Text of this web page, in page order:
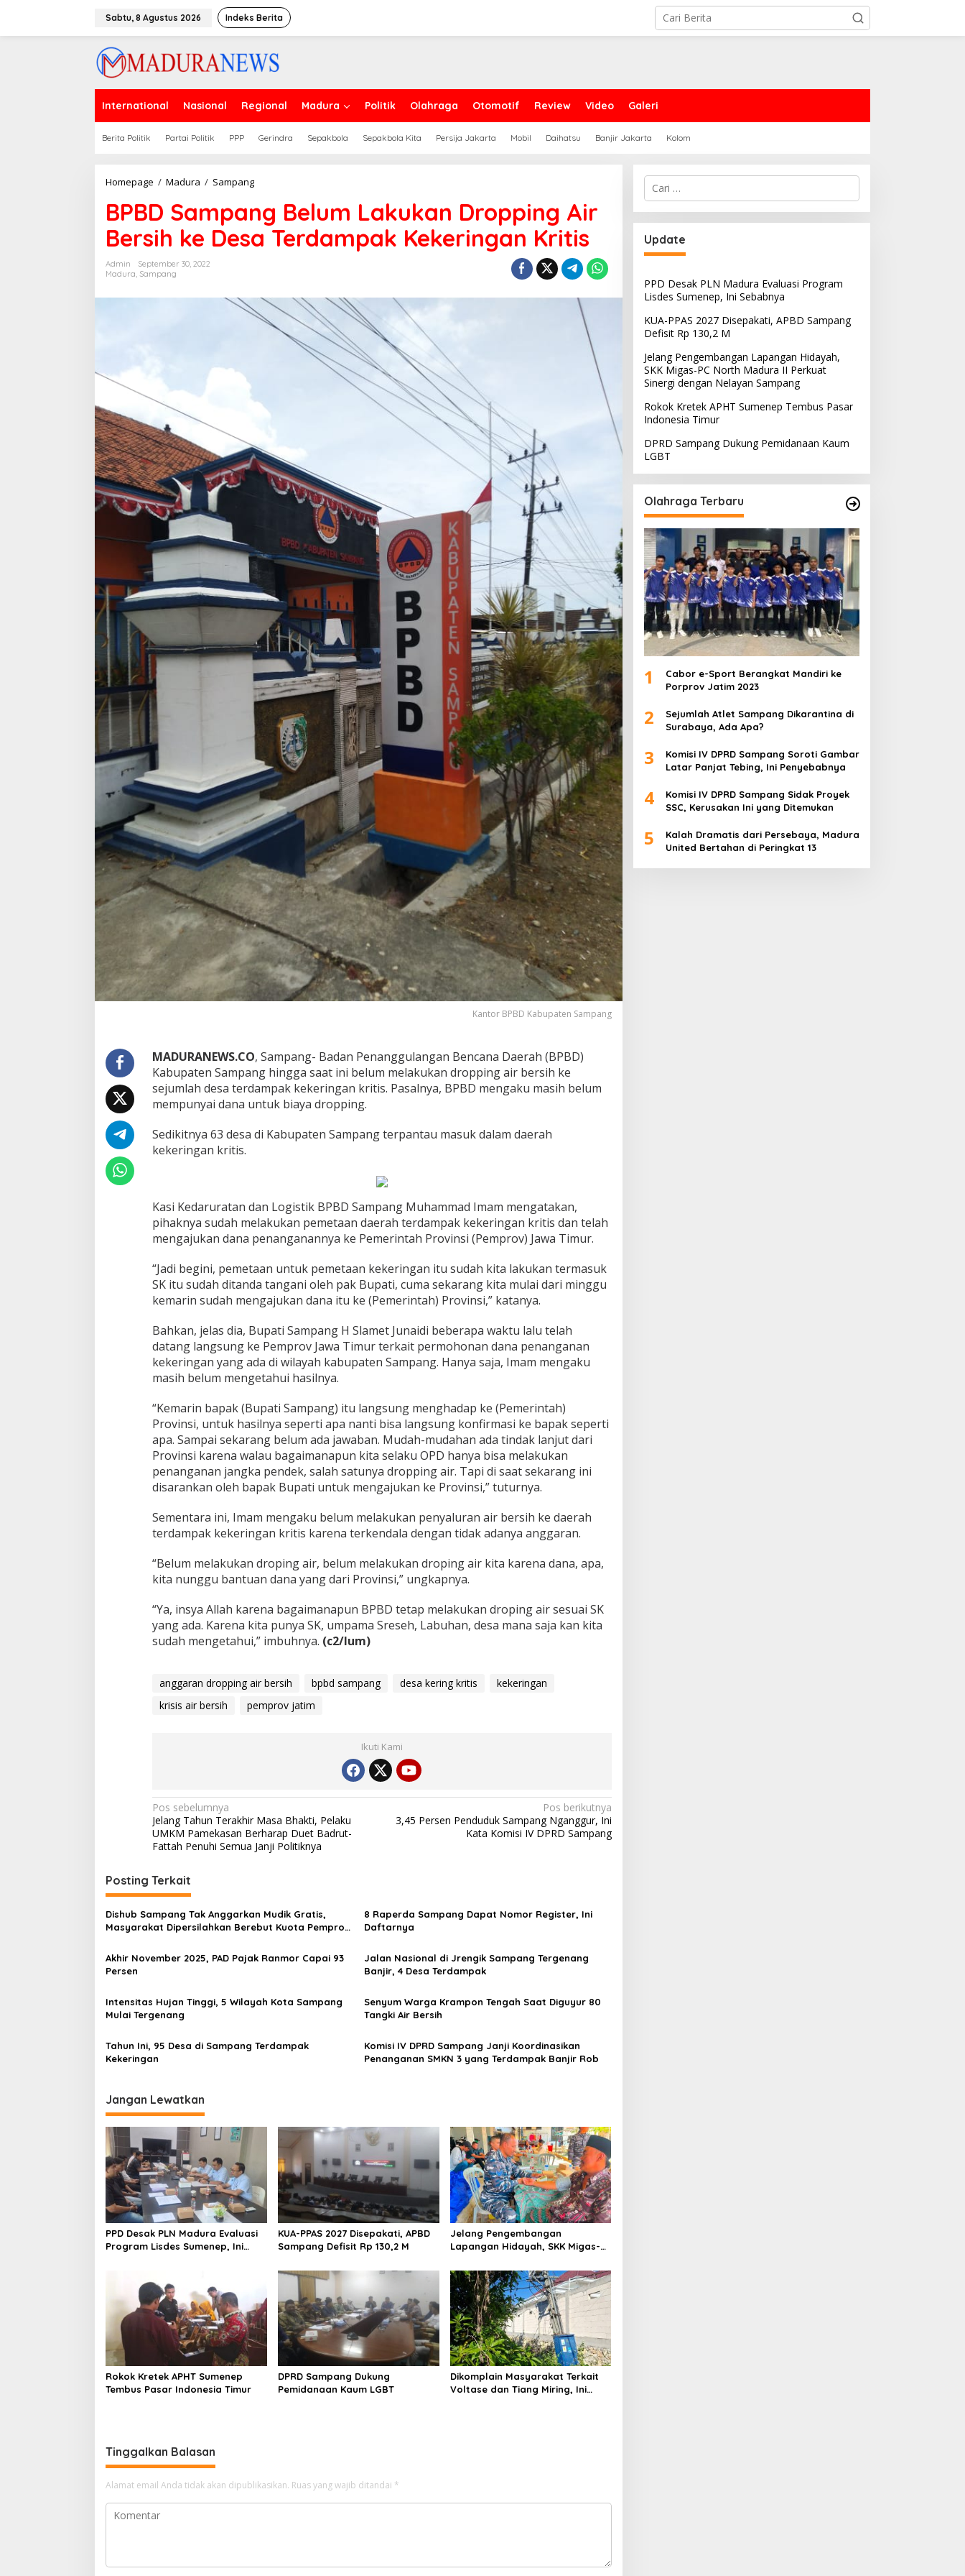
Sabtu, 8 Agustus 2026 Indeks Berita
International Nasional Regional Madura Politik Olahraga Otomotif Review Video Galeri
Berita Politik Partai Politik PPP Gerindra Sepakbola Sepakbola Kita Persija Jakarta Mobil Daihatsu Banjir Jakarta Kolom
Homepage / Madura / SampangBPBD
Belum
Lakukan
Dropping
Air
Terdampak
Kekeringan
Kritis
BPBD Sampang Belum Lakukan Dropping Air
Bersih ke Desa Terdampak Kekeringan Kritis
Admin
September 30, 2022
Madura, Sampang
Kantor BPBD Kabupaten Sampang
MADURANEWS.CO, Sampang- Badan Penanggulangan Bencana Daerah (BPBD)
Kabupaten Sampang hingga saat ini belum melakukan dropping air bersih ke
sejumlah desa terdampak kekeringan kritis. Pasalnya, BPBD mengaku masih belum
mempunyai dana untuk biaya dropping.
Sedikitnya 63 desa di Kabupaten Sampang terpantau masuk dalam daerah
kekeringan kritis.
Kasi Kedaruratan dan Logistik BPBD Sampang Muhammad Imam mengatakan,
pihaknya sudah melakukan pemetaan daerah terdampak kekeringan kritis dan telah
mengajukan dana penanganannya ke Pemerintah Provinsi (Pemprov) Jawa Timur.
“Jadi begini, pemetaan untuk pemetaan kekeringan itu sudah kita lakukan termasuk
SK itu sudah ditanda tangani oleh pak Bupati, cuma sekarang kita mulai dari minggu
kemarin sudah mengajukan dana itu ke (Pemerintah) Provinsi,” katanya.
Bahkan, jelas dia, Bupati Sampang H Slamet Junaidi beberapa waktu lalu telah
datang langsung ke Pemprov Jawa Timur terkait permohonan dana penanganan
kekeringan yang ada di wilayah kabupaten Sampang. Hanya saja, Imam mengaku
masih belum mengetahui hasilnya.
“Kemarin bapak (Bupati Sampang) itu langsung menghadap ke (Pemerintah)
Provinsi, untuk hasilnya seperti apa nanti bisa langsung konfirmasi ke bapak seperti
apa. Sampai sekarang belum ada jawaban. Mudah-mudahan ada tindak lanjut dari
Provinsi karena walau bagaimanapun kita selaku OPD hanya bisa melakukan
penanganan jangka pendek, salah satunya dropping air. Tapi di saat sekarang ini
disarankan oleh bapak Bupati untuk mengajukan ke Provinsi,” tuturnya.
Sementara ini, Imam mengaku belum melakukan penyaluran air bersih ke daerah
terdampak kekeringan kritis karena terkendala dengan tidak adanya anggaran.
“Belum melakukan droping air, belum melakukan droping air kita karena dana, apa,
kita nunggu bantuan dana yang dari Provinsi,” ungkapnya.
“Ya, insya Allah karena bagaimanapun BPBD tetap melakukan droping air sesuai SK
yang ada. Karena kita punya SK, umpama Sreseh, Labuhan, desa mana saja kan kita
sudah mengetahui,” imbuhnya. (c2/lum)
anggaran dropping air bersih bpbd sampang desa kering kritis
kekeringan
krisis air bersih
pemprov jatim
Ikuti Kami
Navigasi
pos
Pos sebelumnya
Jelang Tahun Terakhir Masa Bhakti, Pelaku
UMKM Pamekasan Berharap Duet Badrut-
Fattah Penuhi Semua Janji Politiknya
Pos berikutnya
3,45 Persen Penduduk Sampang Nganggur, Ini
Kata Komisi IV DPRD Sampang
Posting Terkait
Dishub Sampang Tak Anggarkan Mudik Gratis,
Masyarakat Dipersilahkan Berebut Kuota Pemprov
8 Raperda Sampang Dapat Nomor Register, Ini
Daftarnya
Akhir November 2025, PAD Pajak Ranmor Capai 93
Persen
Jalan Nasional di Jrengik Sampang Tergenang
Banjir, 4 Desa Terdampak
Intensitas Hujan Tinggi, 5 Wilayah Kota Sampang
Mulai Tergenang
Senyum Warga Krampon Tengah Saat Diguyur 80
Tangki Air Bersih
Tahun Ini, 95 Desa di Sampang Terdampak
Kekeringan
Komisi IV DPRD Sampang Janji Koordinasikan
Penanganan SMKN 3 yang Terdampak Banjir Rob
Jangan Lewatkan
PPD Desak PLN Madura Evaluasi
Program Lisdes Sumenep, Ini
KUA-PPAS 2027 Disepakati, APBD
Sampang Defisit Rp 130,2 M
Jelang Pengembangan
Lapangan Hidayah, SKK Migas-
Sinergi dengan Nelayan
Sampang
Rokok Kretek APHT Sumenep
Tembus Pasar Indonesia Timur
DPRD Sampang Dukung
Pemidanaan Kaum LGBT
Dikomplain Masyarakat Terkait
Voltase dan Tiang Miring, Ini
Tinggalkan Balasan
Alamat email Anda tidak akan dipublikasikan. Ruas yang wajib ditandai *
Cari
untuk:
Update
PPD Desak PLN Madura Evaluasi Program
Lisdes Sumenep, Ini Sebabnya
KUA-PPAS 2027 Disepakati, APBD Sampang
Defisit Rp 130,2 M
Jelang Pengembangan Lapangan Hidayah,
SKK Migas-PC North Madura II Perkuat
Sinergi dengan Nelayan Sampang
Rokok Kretek APHT Sumenep Tembus Pasar
Indonesia Timur
DPRD Sampang Dukung Pemidanaan Kaum
LGBT
Olahraga Terbaru
1
Cabor e-Sport Berangkat Mandiri ke
Porprov Jatim 2023
2
Sejumlah Atlet Sampang Dikarantina di
Surabaya, Ada Apa?
3
Komisi IV DPRD Sampang Soroti Gambar
Latar Panjat Tebing, Ini Penyebabnya
4
Komisi IV DPRD Sampang Sidak Proyek
SSC, Kerusakan Ini yang Ditemukan
5
Kalah Dramatis dari Persebaya, Madura
United Bertahan di Peringkat 13